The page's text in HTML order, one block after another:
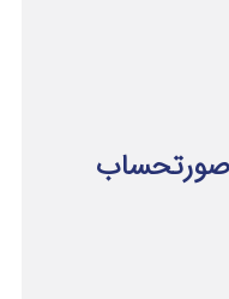
صورتحساب